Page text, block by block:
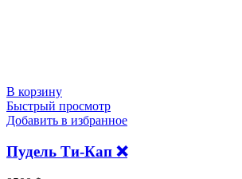
В корзину
Быстрый просмотр
Добавить в избранное
Пудель Ти-Кап ❌